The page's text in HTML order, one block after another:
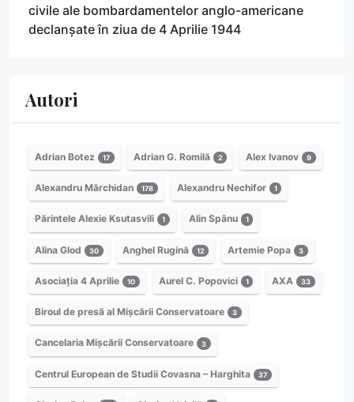
civile ale bombardamentelor anglo-americane
declanșate în ziua de 4 Aprilie 1944
Autori
Adrian Botez 17 Adrian G. Romilă 2 Alex Ivanov 9
Alexandru Mărchidan 178 Alexandru Nechifor 1
Părintele Alexie Ksutasvili 1 Alin Spânu 1
Alina Glod 30 Anghel Rugină 12 Artemie Popa 3
Asociația 4 Aprilie 10 Aurel C. Popovici 1 AXA 33
Biroul de presă al Mișcării Conservatoare 3
Cancelaria Mișcării Conservatoare 3
Centrul European de Studii Covasna – Harghita 37